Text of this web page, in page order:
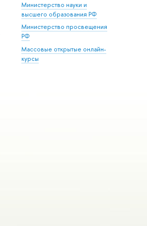
Министерство науки и
высшего образования РФ
Министерство просвещения
РФ
Массовые открытые онлайн-
курсы